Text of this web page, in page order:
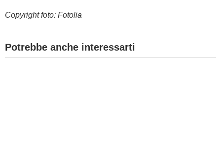
Copyright foto: Fotolia
Potrebbe anche interessarti